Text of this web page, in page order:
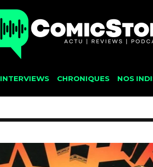
INTERVIEWS CHRONIQUES NOS